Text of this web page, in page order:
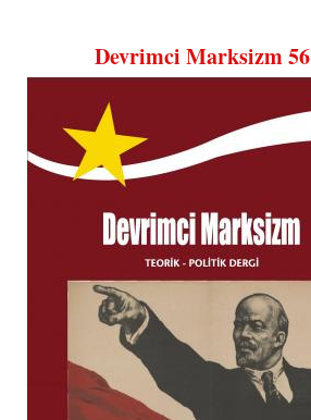
Devrimci Marksizm 56